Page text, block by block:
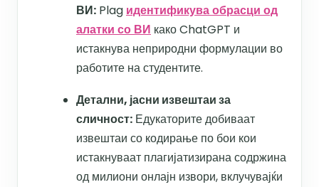
ВИ: Plag идентификува обрасци од
алатки со ВИ како ChatGPT и
истакнува неприродни формулации во
работите на студентите.​
Детални, јасни извештаи за
сличност: Едукаторите добиваат
извештаи со кодирање по бои кои
истакнуваат плагијатизирана содржина
од милиони онлајн извори, вклучувајќи